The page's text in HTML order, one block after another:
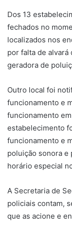
Dos 13
fechados no
localizados nos
por falta de
geradora de
Outro local foi
funcionamento e
funcionamento
estabelecimento
funcionamento e
poluição sonora e
horário especial
A Secretaria de
policiais contam,
que as acione e